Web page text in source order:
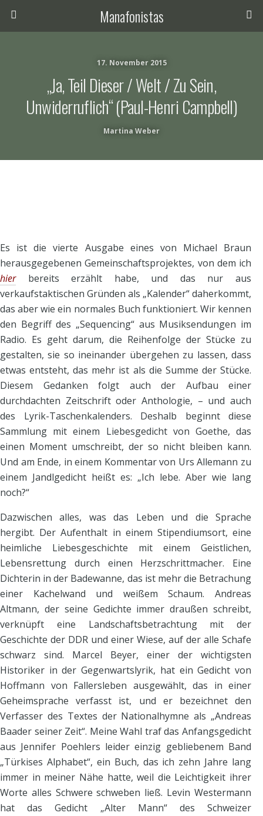
Manafonistas
17. November 2015
„ja, Teil Dieser / Welt / Zu Sein,
Unwiderruflich“ (Paul-Henri Campbell)
Martina Weber
Es ist die vierte Ausgabe eines von Michael Braun
herausgegebenen Gemeinschaftsprojektes, von dem ich
hierbereits erzählt habe, und das nur aus
verkaufstaktischen Gründen als „Kalender“ daherkommt,
das aber wie ein normales Buch funktioniert. Wir kennen
den Begriff des „Sequencing“ aus Musiksendungen im
Radio. Es geht darum, die Reihenfolge der Stücke zu
gestalten, sie so ineinander übergehen zu lassen, dass
etwas entsteht, das mehr ist als die Summe der Stücke.
Diesem Gedanken folgt auch der Aufbau einer
durchdachten Zeitschrift oder Anthologie, – und auch
des Lyrik-Taschenkalenders. Deshalb beginnt diese
Sammlung mit einem Liebesgedicht von Goethe, das
einen Moment umschreibt, der so nicht bleiben kann.
Und am Ende, in einem Kommentar von Urs Allemann zu
einem Jandlgedicht heißt es: „Ich lebe. Aber wie lang
noch?“
Dazwischen alles, was das Leben und die Sprache
hergibt. Der Aufenthalt in einem Stipendiumsort, eine
heimliche Liebesgeschichte mit einem Geistlichen,
Lebensrettung durch einen Herzschrittmacher. Eine
Dichterin in der Badewanne, das ist mehr die Betrachung
einer Kachelwand und weißem Schaum. Andreas
Altmann, der seine Gedichte immer draußen schreibt,
verknüpft eine Landschaftsbetrachtung mit der
Geschichte der DDR und einer Wiese, auf der alle Schafe
schwarz sind. Marcel Beyer, einer der wichtigsten
Historiker in der Gegenwartslyrik, hat ein Gedicht von
Hoffmann von Fallersleben ausgewählt, das in einer
Geheimsprache verfasst ist, und er bezeichnet den
Verfasser des Textes der Nationalhymne als „Andreas
Baader seiner Zeit“. Meine Wahl traf das Anfangsgedicht
aus Jennifer Poehlers leider einzig gebliebenem Band
„Türkises Alphabet“, ein Buch, das ich zehn Jahre lang
immer in meiner Nähe hatte, weil die Leichtigkeit ihrer
Worte alles Schwere schweben ließ. Levin Westermann
hat das Gedicht „Alter Mann“ des Schweizer